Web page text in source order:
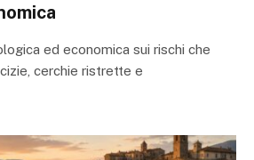
ed economica sui rischi che
cerchie ristrette e